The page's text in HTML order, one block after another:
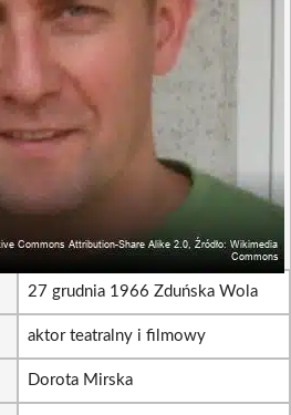
27 grudnia 1966 Zduńska Wola
aktor teatralny i filmowy
Dorota Mirska